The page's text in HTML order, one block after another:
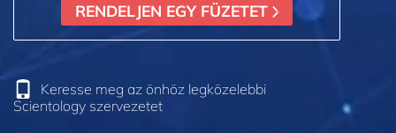
RENDELJEN EGY FÜZETET
Keresse meg az önhöz legközelebbi
Scientology szervezetet